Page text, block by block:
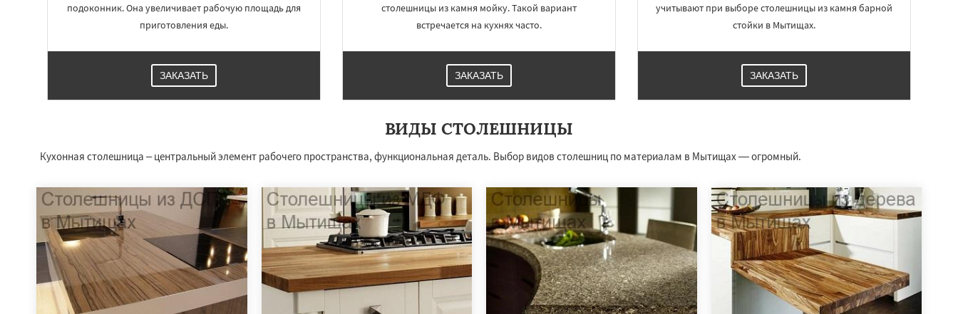
подоконник. Она увеличивает рабочую площадь для
приготовления еды.
ЗАКАЗАТЬ
столешницы из камня мойку. Такой вариант
встречается на кухнях часто.
ЗАКАЗАТЬ
учитывают при выборе столешницы из камня барной
стойки в Мытищах.
ЗАКАЗАТЬ
ВИДЫ СТОЛЕШНИЦЫ
Кухонная столешница – центральный элемент рабочего пространства, функциональная деталь. Выбор видов столешниц по материалам в Мытищах — огромный.